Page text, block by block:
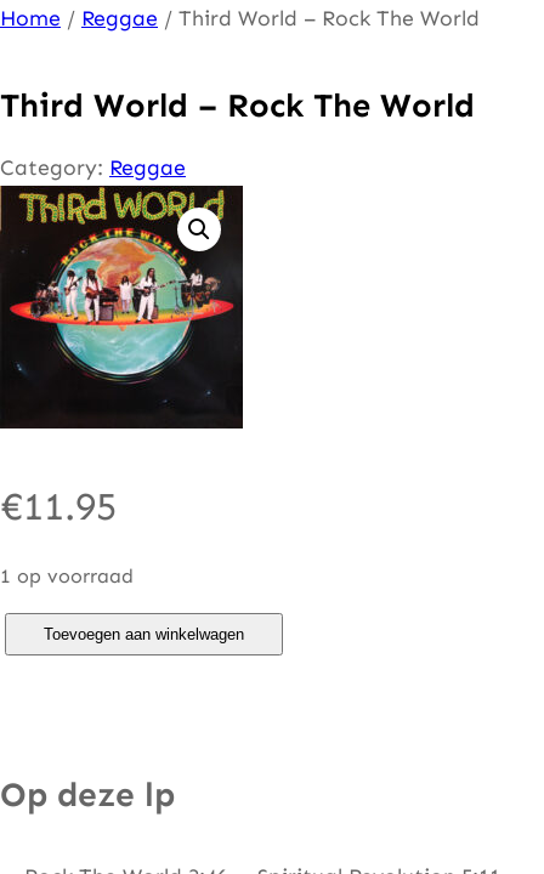
Ga
de
Home / Reggae / Third World – Rock The World
Third World – Rock The World
Category: Reggae
€11.95
1 op voorraad
W
Toevoegen aan winkelwagen
Op deze lp